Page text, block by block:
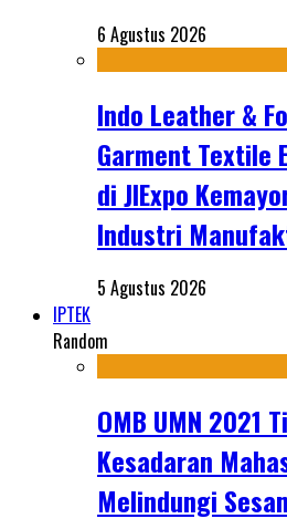
6 Agustus 2026
Indo Leather &
Garment Textile
di JIExpo
Industri
5 Agustus 2026
IPTEK
Random
OMB UMN 2021
Kesadaran
Melindungi